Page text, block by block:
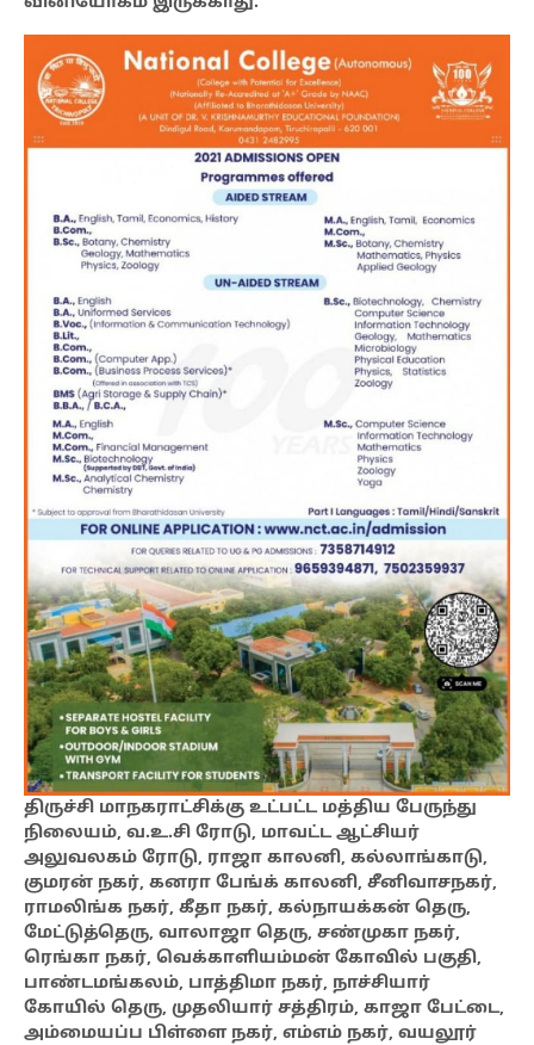
திருச்சி மாநகராட்சிக்கு உட்பட்ட மத்திய பேருந்து
நிலையம், வ.உ.சி ரோடு, மாவட்ட ஆட்சியர்
அலுவலகம் ரோடு, ராஜா காலனி, கல்லாங்காடு,
குமரன் நகர், கனரா பேங்க் காலனி, சீனிவாசநகர்,
ராமலிங்க நகர், கீதா நகர், கல்நாயக்கன் தெரு,
மேட்டுத்தெரு, வாலாஜா தெரு, சண்முகா நகர்,
ரெங்கா நகர், வெக்காளியம்மன் கோவில் பகுதி,
பாண்டமங்கலம், பாத்திமா நகர், நாச்சியார்
கோயில் தெரு, முதலியார் சத்திரம், காஜா பேட்டை,
அம்மையப்ப பிள்ளை நகர், எம்எம் நகர், வயலூர்